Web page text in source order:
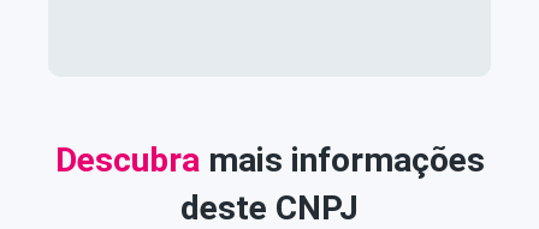
Descubra mais informações
deste CNPJ